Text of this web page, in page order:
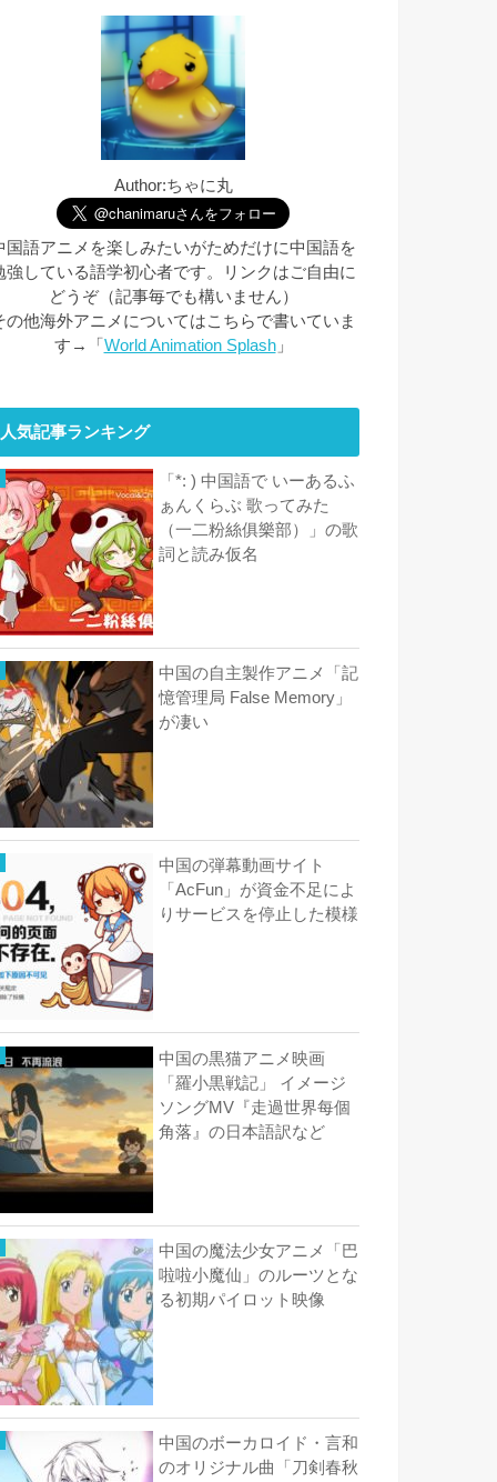
Author:ちゃに丸
国語アニメを楽しみたいがためだけに中国語を
強している語学初心者です。リンクはご自由に
どうぞ（記事毎でも構いません）
の他海外アニメについてはこちらで書いていま
す→「 World Animation Splash」
人気記事ランキング
「*: ) 中国語で いーあるふ
ぁんくらぶ 歌ってみた
（一二粉絲俱樂部）」の歌
詞と読み仮名
中国の自主製作アニメ「記
憶管理局 False Memory」
が凄い
中国の弾幕動画サイト
「AcFun」が資金不足によ
りサービスを停止した模様
中国の黒猫アニメ映画
「羅小黒戦記」 イメージ
ソングMV『走過世界每個
角落』の日本語訳など
中国の魔法少女アニメ「巴
啦啦小魔仙」のルーツとな
る初期パイロット映像
中国のボーカロイド・言和
のオリジナル曲「刀剣春秋